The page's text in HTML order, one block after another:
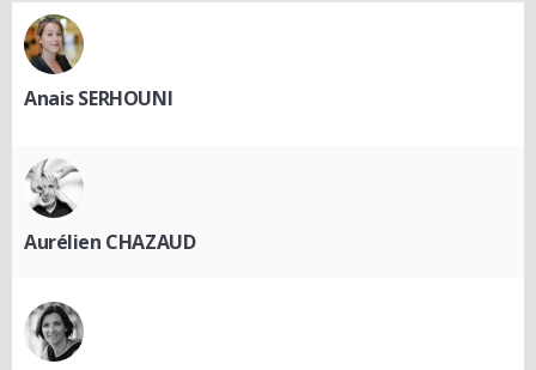
Anais SERHOUNI
Aurélien CHAZAUD